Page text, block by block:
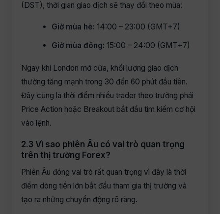
(DST), thời gian giao dịch sẽ thay đổi theo mùa:
Giờ mùa hè: 14:00 – 23:00 (GMT+7)
Giờ mùa đông: 15:00 – 24:00 (GMT+7)
Ngay khi London mở cửa, khối lượng giao dịch
thường tăng mạnh trong 30 đến 60 phút đầu tiên.
Đây cũng là thời điểm nhiều trader theo trường phái
Price Action hoặc Breakout bắt đầu tìm kiếm cơ hội
vào lệnh.
2.3 Vì sao phiên Âu có vai trò quan trọng
trên thị trường Forex?
Phiên Âu đóng vai trò rất quan trọng vì đây là thời
điểm dòng tiền lớn bắt đầu tham gia thị trường và
tạo ra những chuyển động rõ ràng.